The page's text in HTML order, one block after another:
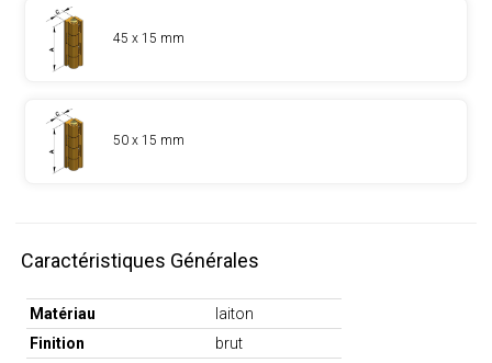
45 x 15 mm
50 x 15 mm
Caractéristiques Générales
Matériau
laiton
Finition
brut